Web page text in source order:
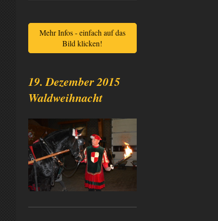
Mehr Infos - einfach auf das
Bild klicken!
19. Dezember 2015
Waldweihnacht